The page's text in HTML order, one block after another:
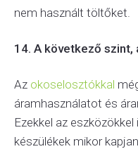
nem használt töltőket.
14. A következő
Az okoselosztókkal
áramhasználatot és
Ezekkel az
készülékek mikor